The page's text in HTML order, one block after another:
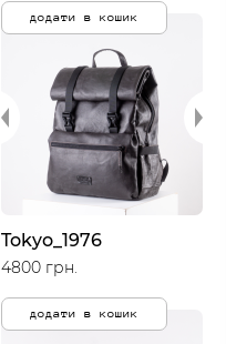
додати в кошик
Tokyo_1976
4800 грн.
додати в кошик